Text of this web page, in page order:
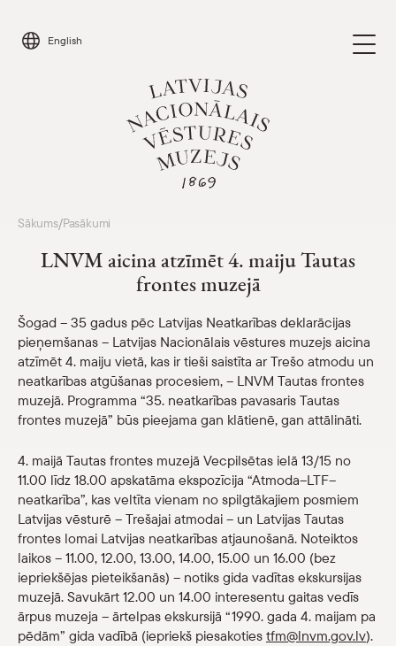
content
English
Apmeklēt
Kalendārs
Par mums Parādīt
Skolām Parādīt
Veikals
eMuzejs
Lasi viegli
Sākums/Pasākumi
LNVM aicina atzīmēt 4. maiju Tautas
frontes muzejā
Šogad – 35 gadus pēc Latvijas Neatkarības deklarācijas
pieņemšanas – Latvijas Nacionālais vēstures muzejs aicina
atzīmēt 4. maiju vietā, kas ir tieši saistīta ar Trešo atmodu un
neatkarības atgūšanas procesiem, – LNVM Tautas frontes
muzejā. Programma “35. neatkarības pavasaris Tautas
frontes muzejā” būs pieejama gan klātienē, gan attālināti.
4. maijā Tautas frontes muzejā Vecpilsētas ielā 13/15 no
11.00 līdz 18.00 apskatāma ekspozīcija “Atmoda–LTF–
neatkarība”, kas veltīta vienam no spilgtākajiem posmiem
Latvijas vēsturē – Trešajai atmodai – un Latvijas Tautas
frontes lomai Latvijas neatkarības atjaunošanā. Noteiktos
laikos – 11.00, 12.00, 13.00, 14.00, 15.00 un 16.00 (bez
iepriekšējas pieteikšanās) – notiks gida vadītas ekskursijas
muzejā. Savukārt 12.00 un 14.00 interesentu gaitas vedīs
ārpus muzeja – ārtelpas ekskursijā “1990. gada 4. maijam pa
pēdām” gida vadībā (iepriekš piesakoties tfm@lnvm.gov.lv).